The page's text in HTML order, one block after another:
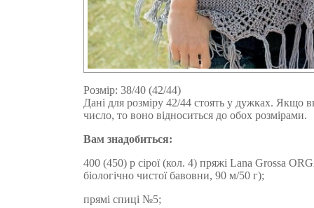
Розмір: 38/40 (42/44)
Дані для розміру 42/44 стоять у дужках. Якщо
число, то воно відноситься до обох розмірами.
Вам знадобиться:
400 (450) р сірої (кол. 4) пряжі Lana Grossa
біологічно чистої бавовни, 90 м/50 г);
прямі спиці №5;